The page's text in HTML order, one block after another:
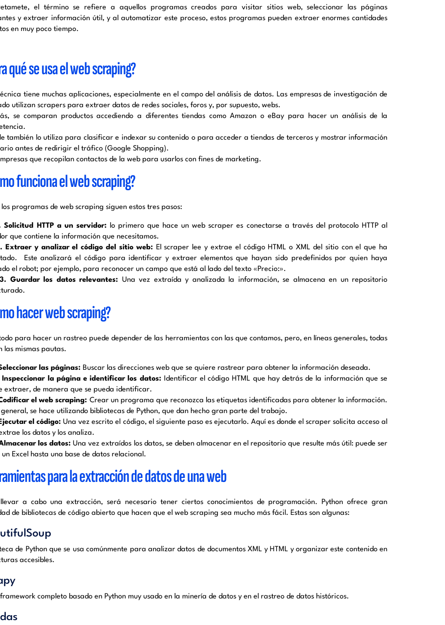
el término se refiere a aquellos programas creados para visitar sitios web, seleccionar las páginas
y extraer información útil, y al automatizar este proceso, estos programas pueden extraer enormes cantidades
en muy poco tiempo.
qué se usa el web scraping?
tiene muchas aplicaciones, especialmente en el campo del análisis de datos. Las empresas de investigación de
utilizan scrapers para extraer datos de redes sociales, foros y, por supuesto, webs.
se comparan productos accediendo a diferentes tiendas como Amazon o eBay para hacer un análisis de la
también lo utiliza para clasificar e indexar su contenido o para acceder a tiendas de terceros y mostrar información
antes de redirigir el tráfico (Google Shopping).
que recopilan contactos de la web para usarlos con fines de marketing.
funciona el web scraping?
los programas de web scraping siguen estos tres pasos:
Solicitud HTTP a un servidor: lo primero que hace un web scraper es conectarse a través del protocolo HTTP al
que contiene la información que necesitamos.
Extraer y analizar el código del sitio web: El scraper lee y extrae el código HTML o XML del sitio con el que ha
Este analizará el código para identificar y extraer elementos que hayan sido predefinidos por quien haya
el robot; por ejemplo, para reconocer un campo que está al lado del texto «Precio:».
3. Guardar los datos relevantes: Una vez extraída y analizada la información, se almacena en un repositorio
hacer web scraping?
para hacer un rastreo puede depender de las herramientas con las que contamos, pero, en líneas generales, todas
las mismas pautas.
las páginas: Buscar las direcciones web que se quiere rastrear para obtener la información deseada.
Inspeccionar la página e identificar los datos: Identificar el código HTML que hay detrás de la información que se
extraer, de manera que se pueda identificar.
el web scraping: Crear un programa que reconozca las etiquetas identificadas para obtener la información.
general, se hace utilizando bibliotecas de Python, que dan hecho gran parte del trabajo.
el código: Una vez escrito el código, el siguiente paso es ejecutarlo. Aquí es donde el scraper solicita acceso al
los datos y los analiza.
los datos:Una vez extraídos los datos, se deben almacenar en el repositorio que resulte más útil: puede ser
un Excel hasta una base de datos relacional.
para la extracción de datos de una web
a cabo una extracción, será necesario tener ciertos conocimientos de programación. Python ofrece gran
de bibliotecas de código abierto que hacen que el web scraping sea mucho más fácil. Estas son algunas:
de Python que se usa comúnmente para analizar datos de documentos XML y HTML y organizar este contenido en
accesibles.
framework completo basado en Python muy usado en la minería de datos y en el rastreo de datos históricos.